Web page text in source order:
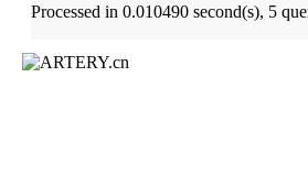
Processed in 0.010490 second(s), 5